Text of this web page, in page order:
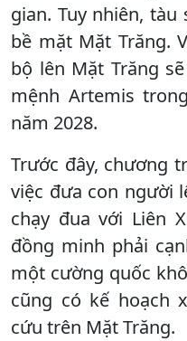
gian. Tuy nhiên,
bề mặt Mặt Trăng.
bộ lên Mặt Trăng
mệnh Artemis
năm 2028.
Trước đây, chương
việc đưa con người
chạy đua với Liên
đồng minh phải
một cường quốc
cũng có kế hoạch
cứu trên Mặt Trăng.